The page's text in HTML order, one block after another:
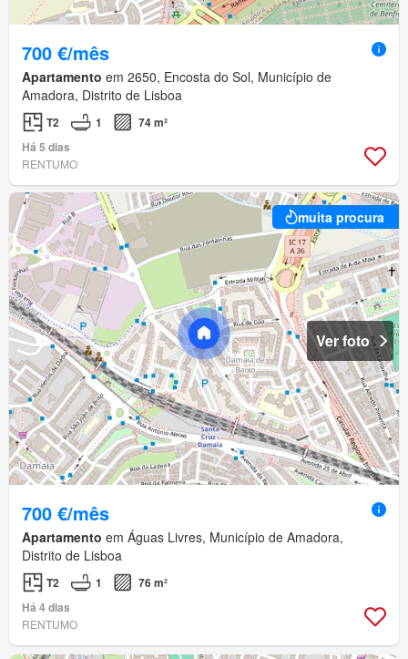
700 €/mês
Apartamento em 2650, Encosta do Sol, Município de
Amadora, Distrito de Lisboa
T2 1
74 m²
Há 5 dias
RENTUMO
muita procura
Ver foto
700 €/mês
Apartamento em Águas Livres, Município de Amadora,
Distrito de Lisboa
T2 1
76 m²
Há 4 dias
RENTUMO